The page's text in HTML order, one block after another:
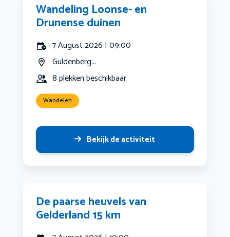
Wandeling Loonse- en
Drunense duinen
7 August 2026 | 09:00
Guldenberg...
8 plekken beschikbaar
Wandelen
Bekijk de activiteit
De paarse heuvels van
Gelderland 15 km